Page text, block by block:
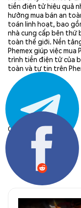
tiền điện tử hiệu quả
hưởng mua bán an
toán linh hoạt, bao
nhà cung cấp bên thứ
toàn thế giới. Nền
Phemex giúp việc mua
trình tiền điện tử của
toàn và tự tin trên
Chia sẻ: